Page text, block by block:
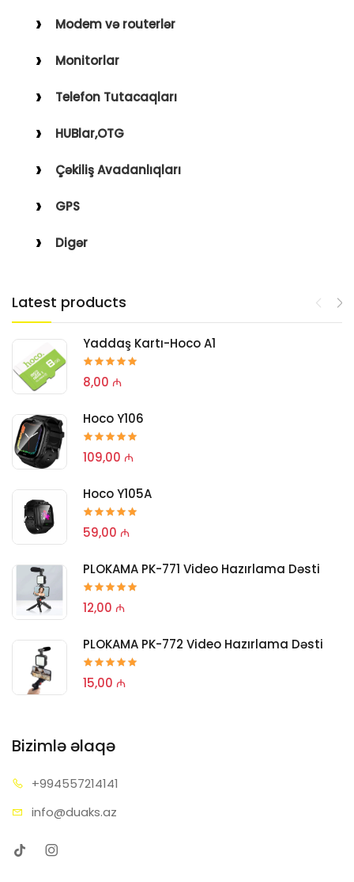
Modem və routerlər
Monitorlar
Telefon Tutacaqları
HUBlar,OTG
Çəkiliş Avadanlıqları
GPS
Digər
Latest products
Yaddaş Kartı-Hoco A1
8,00 ₼
Hoco Y106
109,00 ₼
Hoco Y105A
59,00 ₼
PLOKAMA PK-771 Video Hazırlama Dəsti
12,00 ₼
PLOKAMA PK-772 Video Hazırlama Dəsti
15,00 ₼
Bizimlə əlaqə
+994557214141
info@duaks.az